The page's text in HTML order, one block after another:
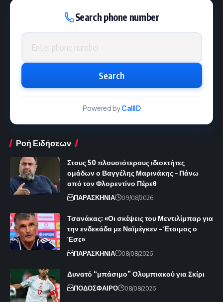
Search phone number
Phone number
Search
Powered byCallID
Ροή Ειδήσεων
Στους 50 πλουσιότερους ιδιοκτήτες
ομάδων ο Βαγγέλης Μαρινάκης – Πάνω
από τον Φλορεντίνο Πέρεθ
ΠΑΡΑΣΚΗΝΙΑ 09/08/2026
Τσανάκας: «Οι σκέψεις του Μεντιλίμπαρ για
την ενδεκάδα με Ναϊμέγκεν – Έτοιμος ο
Έσε»
ΠΑΡΑΣΚΗΝΙΑ 08/08/2026
Δυνατό “μπάσιμο” Ολυμπιακού για Σκίρι
ΠΟΔΟΣΦΑΙΡΟ 08/08/2026